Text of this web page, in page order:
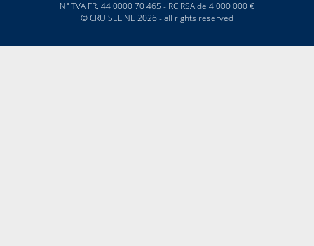
N° TVA FR. 44 0000 70 465 - RC RSA de 4 000 000 €
© CRUISELINE 2026 - all rights reserved